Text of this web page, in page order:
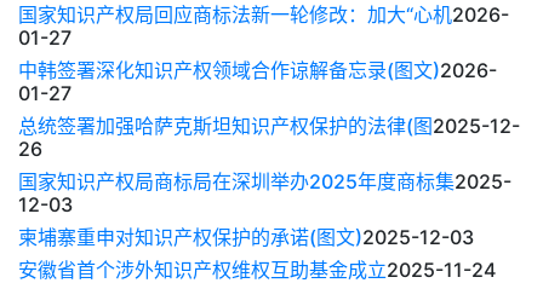
国家知识产权局回应商标法新一轮修改：加大“心机2026-
01-27
中韩签署深化知识产权领域合作谅解备忘录(图文)2026-
01-27
总统签署加强哈萨克斯坦知识产权保护的法律(图2025-12-
26
国家知识产权局商标局在深圳举办2025年度商标集2025-
12-03
柬埔寨重申对知识产权保护的承诺(图文)2025-12-03
安徽省首个涉外知识产权维权互助基金成立2025-11-24